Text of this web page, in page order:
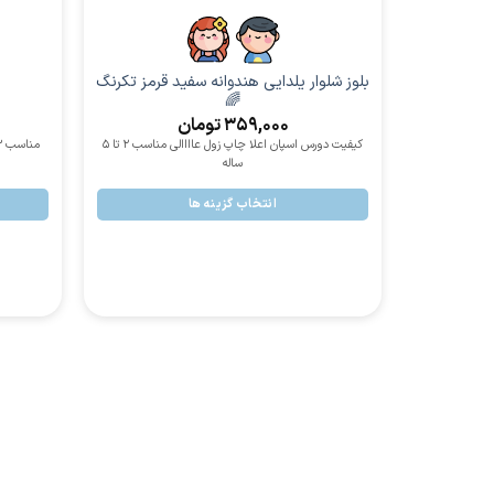
پسرانه
بلوز شلوار یلدایی هندوانه سفید قرمز تکرنگ
🌈
359,000تومان
کیفیت دورس اسپان اعلا چاپ زول عاااالی مناسب 2 تا 5
ساله
انتخاب گزینه ها
مناسب 3 تا 12 ساله جنس دورس پنبه ی گرم بالای اعلا